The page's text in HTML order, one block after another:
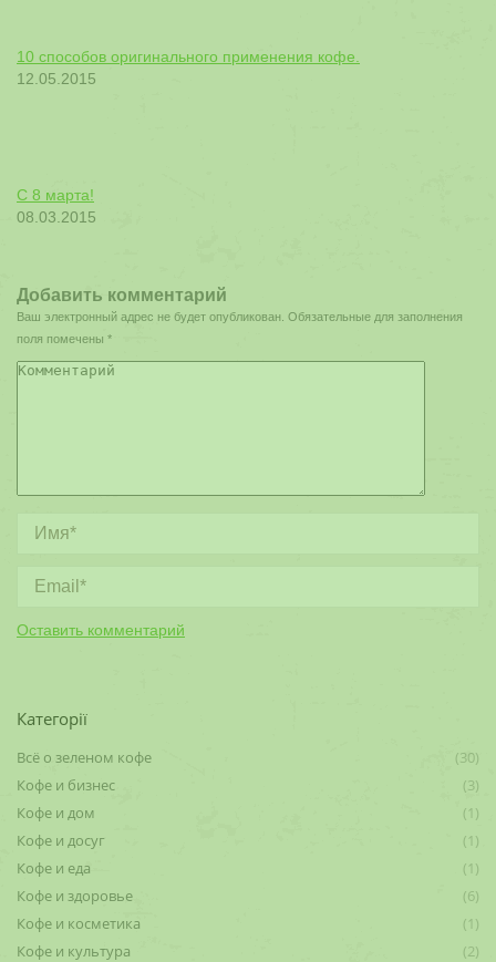
10 способов оригинального применения кофе.
12.05.2015
С 8 марта!
08.03.2015
Добавить комментарий
Ваш электронный адрес не будет опубликован. Обязательные для заполнения
поля помечены *
Комментарий
Имя *
Email *
Оставить комментарий
Категорії
Всё о зеленом кофе
(30)
Кофе и бизнес
(3)
Кофе и дом
(1)
Кофе и досуг
(1)
Кофе и еда
(1)
Кофе и здоровье
(6)
Кофе и косметика
(1)
Кофе и культура
(2)